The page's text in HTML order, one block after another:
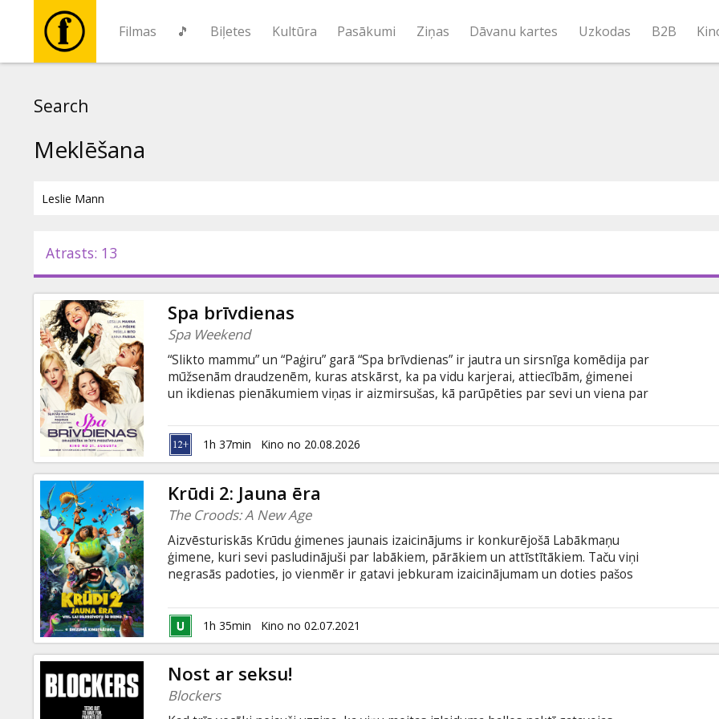
Filmas 🎵 Biļetes Kultūra Pasākumi Ziņas Dāvanu kartes Uzkodas B2B
Pasākumi
Ziņas
Dāvanu
kartes
Uzkodas
B2B
Kino
Klubs
Search
Meklēšana
Atrasts: 13
Spa brīvdienas
Spa Weekend
“Slikto mammu” un “Paģiru” garā “Spa brīvdienas” ir jautra un sirsnīga komēdija par
mūžsenām draudzenēm, kuras atskārst, ka pa vidu karjerai, attiecībām, ģimenei
un ikdienas pienākumiem viņas ir aizmirsušas, kā parūpēties par sevi un viena par
pavadītu neaizmirstamu nedēļas nogali, kas veltīta jautrībai, smiekliem un
daudziem ļoti sliktiem lēmumiem. Filma angļu valodā ar subtitriem latviešu un
krievu valodā.
1h 37min Kino no 20.08.2026
Krūdi 2: Jauna ēra
The Croods: A New Age
Aizvēsturiskās Krūdu ģimenes jaunais izaicinājums ir konkurējošā Labākmaņu
ģimene, kuri sevi pasludinājuši par labākiem, pārākiem un attīstītākiem. Taču viņi
negrasās padoties, jo vienmēr ir gatavi jebkuram izaicinājumam un doties pašos
seansi - angļu valodā (bez subtitriem).
1h 35min Kino no 02.07.2021
Nost ar seksu!
Blockers